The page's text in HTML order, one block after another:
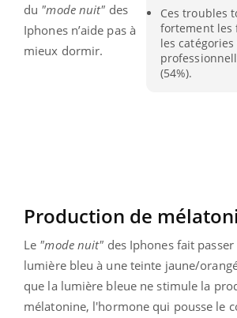
Ces troubles
fortement les
les catégories
(54%).
du "mode nuit" des
Iphones n’aide pas à
mieux dormir.
Production de
Le "mode nuit" des Iphones fait passer
lumière bleu à une teinte jaune/
que la lumière bleue ne stimule la
mélatonine, l'hormone qui pousse le